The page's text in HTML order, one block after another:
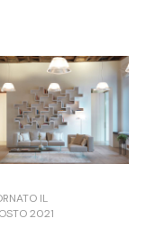
IL
2021